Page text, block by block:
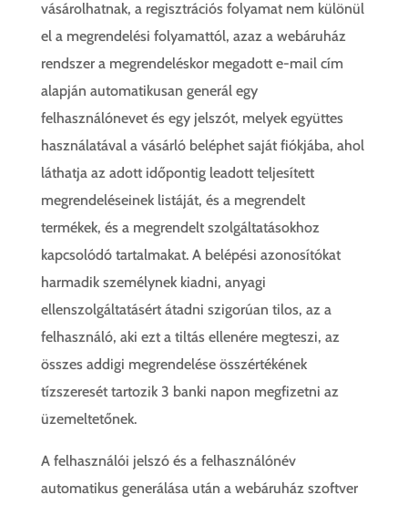
vásárolhatnak, a regisztrációs folyamat nem különül
el a megrendelési folyamattól, azaz a webáruház
rendszer a megrendeléskor megadott e-mail cím
alapján automatikusan generál egy
felhasználónevet és egy jelszót, melyek együttes
használatával a vásárló beléphet saját fiókjába, ahol
láthatja az adott időpontig leadott teljesített
megrendeléseinek listáját, és a megrendelt
termékek, és a megrendelt szolgáltatásokhoz
kapcsolódó tartalmakat. A belépési azonosítókat
harmadik személynek kiadni, anyagi
ellenszolgáltatásért átadni szigorúan tilos, az a
felhasználó, aki ezt a tiltás ellenére megteszi, az
összes addigi megrendelése összértékének
tízszeresét tartozik 3 banki napon megfizetni az
üzemeltetőnek.
A felhasználói jelszó és a felhasználónév
automatikus generálása után a webáruház szoftver